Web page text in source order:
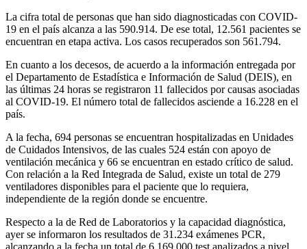
La cifra total de personas que han sido diagnosticadas con COVID-
19 en el país alcanza a las 590.914. De ese total, 12.561 pacientes se
encuentran en etapa activa. Los casos recuperados son 561.794.
En cuanto a los decesos, de acuerdo a la información entregada por
el Departamento de Estadística e Información de Salud (DEIS), en
las últimas 24 horas se registraron 11 fallecidos por causas asociadas
al COVID-19. El número total de fallecidos asciende a 16.228 en el
país.
A la fecha, 694 personas se encuentran hospitalizadas en Unidades
de Cuidados Intensivos, de las cuales 524 están con apoyo de
ventilación mecánica y 66 se encuentran en estado crítico de salud.
Con relación a la Red Integrada de Salud, existe un total de 279
ventiladores disponibles para el paciente que lo requiera,
independiente de la región donde se encuentre.
Respecto a la de Red de Laboratorios y la capacidad diagnóstica,
ayer se informaron los resultados de 31.234 exámenes PCR,
alcanzando a la fecha un total de 6.169.000 test analizados a nivel